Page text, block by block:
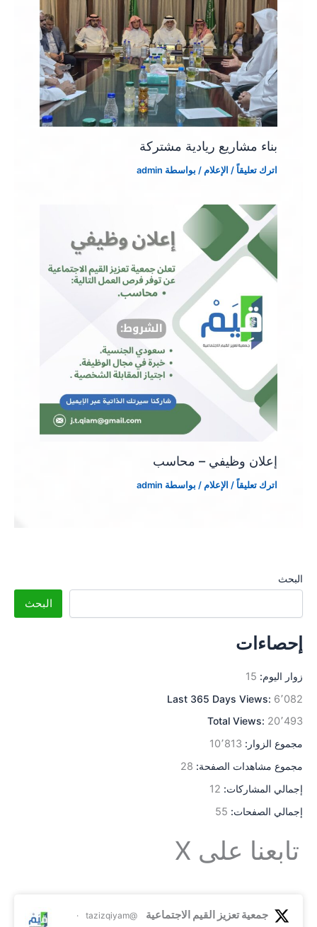
بناء مشاريع ريادية مشتركة
اترك تعليقاً / الإعلام / بواسطة admin
إعلان وظيفي – محاسب
اترك تعليقاً / الإعلام / بواسطة admin
البحث
البحث
إحصاءات
زوار اليوم: 15
Last 365 Days Views: 6٬082
Total Views: 20٬493
مجموع الزوار: 10٬813
مجموع مشاهدات الصفحة: 28
إجمالي المشاركات: 12
إجمالي الصفحات: 55
تابعنا على X
جمعية تعزيز القيم الاجتماعية @tazizqiyam
·